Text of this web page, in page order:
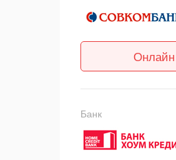
Онлайн
Банк